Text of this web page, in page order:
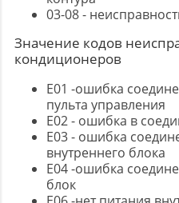
03-08 -
Значение кодов
кондиционеров
E01 -ошибка
пульта управления
E02 - ошибка в
E03 - ошибка
внутреннего блока
E04 -ошибка
блок